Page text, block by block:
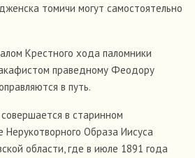
томичи могут самостоятельно
Крестного хода паломники
праведному Феодору
в путь.
в старинном
Образа Иисуса
области, где в июле 1891 года